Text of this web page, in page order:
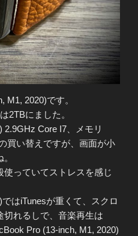
M1, 2020)です。
2TBにました。
2.9GHz Core I7、メモリ
買い替えですが、画面が小
っていてストレスを感じ
はiTunesが重くて、スクロ
切れるしで、音楽再生は
Pro (13-inch, M1, 2020)